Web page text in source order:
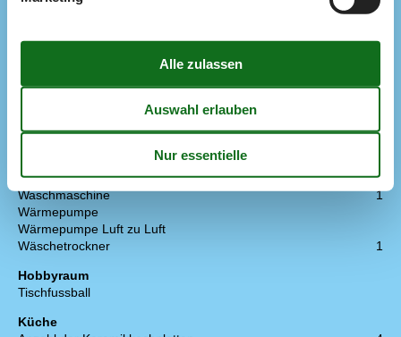
Anzahl Erwachsene inkl. 4-11 Jahre
6
Ferienhaus
Gefrierkapazität (Anzahl Liter)
60
Renovierung
2009
Waschmaschine
1
Wärmepumpe
Wärmepumpe Luft zu Luft
Wäschetrockner
1
Hobbyraum
Tischfussball
Küche